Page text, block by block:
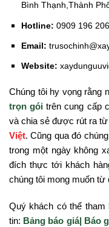
Bình Thạnh,Thành
Hotline: 0909 196 206
Email:
Website:
Chúng tôi hy vọng rằng
trọn gói trên cung cấp
và chia sẻ được rút ra
Việt. Cũng qua đó
trong một ngày không
đích thực tới khách
chúng tôi mong muốn từ
Quý khách có thể tham
tin: Bảng báo giá| Báo